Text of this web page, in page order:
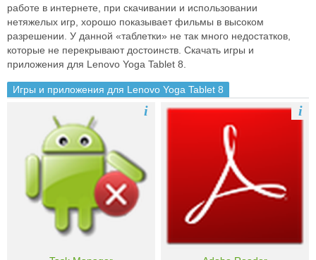
работе в интернете, при скачивании и использовании
нетяжелых игр, хорошо показывает фильмы в высоком
разрешении. У данной «таблетки» не так много недостатков,
которые не перекрывают достоинств. Скачать игры и
приложения для Lenovo Yoga Tablet 8.
Игры и приложения для Lenovo Yoga Tablet 8
i i